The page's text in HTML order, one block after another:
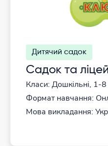
Дитячий садок
Садок та
Класи: Дошкільні, 1-8
Формат навчання:
Мова викладання: